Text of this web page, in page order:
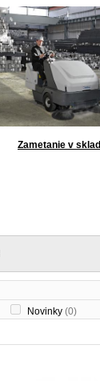
Zametanie v
Novinky (0)